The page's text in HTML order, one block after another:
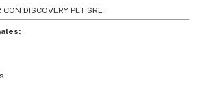
DISCOVERY PET SRL